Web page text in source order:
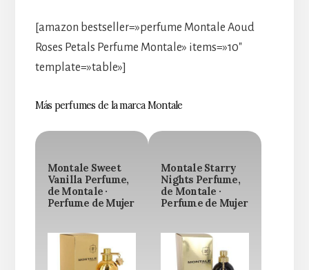
[amazon bestseller=»perfume Montale Aoud
Roses Petals Perfume Montale» items=»10″
template=»table»]
Más perfumes de la marca Montale
Montale Sweet
Vanilla Perfume,
de Montale ·
Perfume de Mujer
Montale Starry
Nights Perfume,
de Montale ·
Perfume de Mujer